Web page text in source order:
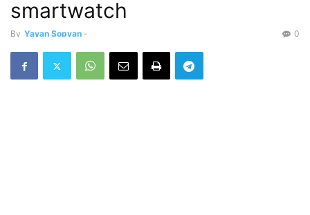
smartwatch
By Yayan Sopyan - 0